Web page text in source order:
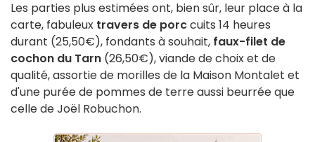
Les parties plus estimées ont, bien sûr, leur place à la
carte, fabuleux travers de porccuits 14 heures
durant (25,50€), fondants à souhait, faux-filet de
cochon du Tarn (26,50€), viande de choix et de
qualité, assortie de morilles de la Maison Montalet et
d'une purée de pommes de terre aussi beurrée que
celle de Joël Robuchon.